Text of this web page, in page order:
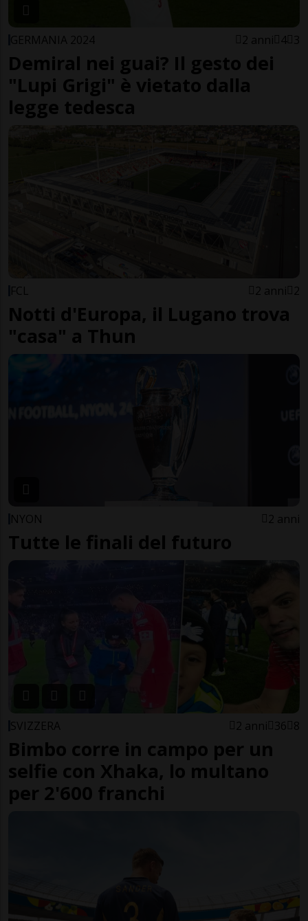
GERMANIA 2024 2 anni 4 3
Demiral nei guai? Il gesto dei
"Lupi Grigi" è vietato dalla
legge tedesca
FCL 2 anni 2
Notti d'Europa, il Lugano trova
"casa" a Thun
NYON 2 anni
Tutte le finali del futuro
SVIZZERA 2 anni 36 8
Bimbo corre in campo per un
selfie con Xhaka, lo multano
per 2'600 franchi